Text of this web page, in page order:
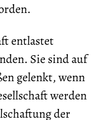
entlastet
Sie sind auf
gelenkt, wenn
werden
der